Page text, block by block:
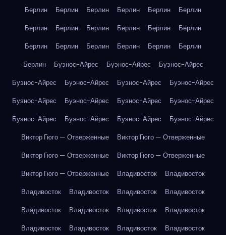
Берлин Берлин Берлин Берлин Берлин
Берлин
Берлин
Берлин Берлин Берлин Берлин
Берлин
Берлин
Берлин Берлин Берлин Берлин
Берлин
Берлин
Буэнос-Айрес Буэнос-Айрес
Буэнос-Айрес
Буэнос-Айрес
Буэнос-Айрес Буэнос-Айрес
Буэнос-Айрес
Буэнос-Айрес
Буэнос-Айрес Буэнос-Айрес
Буэнос-Айрес
Буэнос-Айрес
Буэнос-Айрес Буэнос-Айрес
Буэнос-Айрес
Виктор Гюго — Отверженные
Виктор Гюго — Отверженные
Виктор Гюго — Отверженные
Виктор Гюго — Отверженные
Виктор Гюго — Отверженные
Владивосток
Владивосток
Владивосток
Владивосток Владивосток
Владивосток
Владивосток
Владивосток Владивосток
Владивосток
Владивосток
Владивосток Владивосток
Владивосток